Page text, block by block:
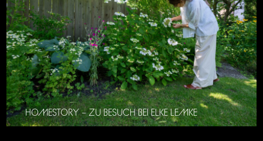
HOMESTORY – ZU BESUCH BEI ELKE LEMKE